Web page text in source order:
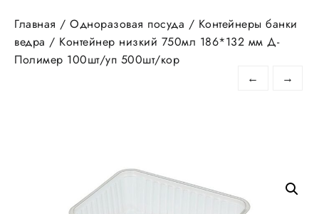
Главная / Одноразовая посуда / Контейнеры банки
ведра / Контейнер низкий 750мл 186*132 мм Д-
Полимер 100шт/уп 500шт/кор
←
→